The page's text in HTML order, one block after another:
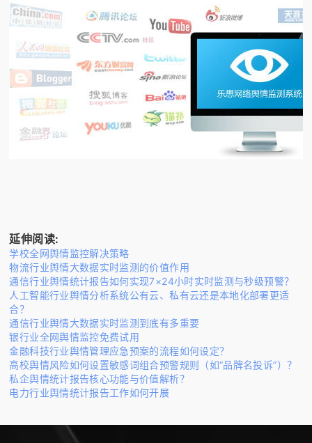
延伸阅读:
学校全网舆情监控解决策略
物流行业舆情大数据实时监测的价值作用
通信行业舆情统计报告如何实现7×24小时实时监测与秒级预警？
人工智能行业舆情分析系统公有云、私有云还是本地化部署更适
合？
通信行业舆情大数据实时监测到底有多重要
银行业全网舆情监控免费试用
金融科技行业舆情管理应急预案的流程如何设定？
高校舆情风险如何设置敏感词组合预警规则（如“品牌名投诉”）？
私企舆情统计报告核心功能与价值解析？
电力行业舆情统计报告工作如何开展